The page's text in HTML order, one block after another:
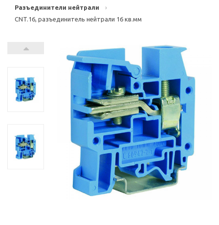
Разъединители нейтрали
›
CNT.16, разъединитель нейтрали 16 кв.мм